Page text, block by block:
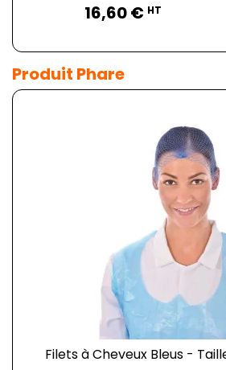
16,60 € HT
Produit Phare
Filets à Cheveux Bleus -